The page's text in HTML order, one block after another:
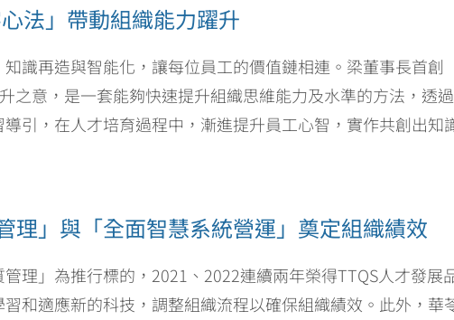
法」帶動組織能力躍升
識再造與智能化，讓每位員工的價值鏈相連。梁董事長首創
之意，是一套能夠快速提升組織思維能力及水準的方法，透
引，在人才培育過程中，漸進提升員工心智，實作共創出知
理」與「全面智慧系統營運」奠定組織績效
理」為推行標的，2021、2022連續兩年榮得TTQS人才發展
和適應新的科技，調整組織流程以確保組織績效。此外，華